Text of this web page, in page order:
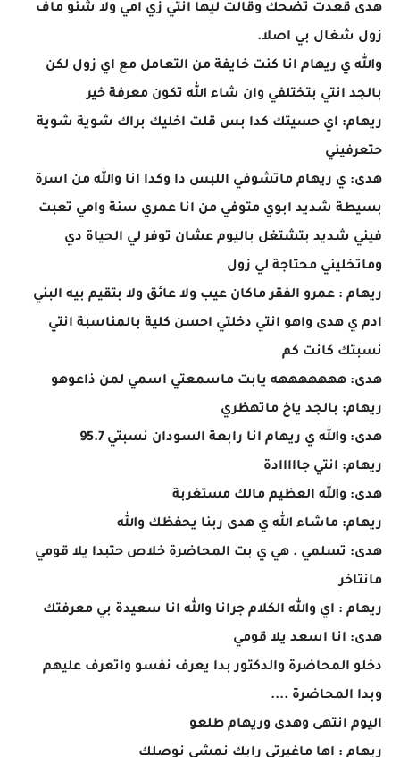
هدى قعدت تضحك وقالت ليها انتي زي امي ولا شنو ماف
زول شغال بي اصلا.
والله ي ريهام انا كنت خايفة من التعامل مع اي زول لكن
بالجد انتي بتختلفي وان شاء الله تكون معرفة خير
ريهام: اي حسيتك كدا بس قلت اخليك براك شوية شوية
حتعرفيني
هدى: ي ريهام ماتشوفي اللبس دا وكدا انا والله من اسرة
بسيطة شديد ابوي متوفي من انا عمري سنة وامي تعبت
فيني شديد بتشتغل باليوم عشان توفر لي الحياة دي
وماتخليني محتاجة لي زول
ريهام : عمرو الفقر ماكان عيب ولا عائق ولا بتقيم بيه البني
ادم ي هدى واهو انتي دخلتي احسن كلية بالمناسبة انتي
نسبتك كانت كم
هدى: هههههههه يابت ماسمعتي اسمي لمن ذاعوهو
ريهام: بالجد ياخ ماتهظري
هدى: والله ي ريهام انا رابعة السودان نسبتي 95.7
ريهام: انتي جااااادة
هدى: والله العظيم مالك مستغربة
ريهام: ماشاء الله ي هدى ربنا يحفظك والله
هدى: تسلمي . هي ي بت المحاضرة خلاص حتبدا يلا قومي
مانتاخر
ريهام : اي والله الكلام جرانا والله انا سعيدة بي معرفتك
هدى: انا اسعد يلا قومي
دخلو المحاضرة والدكتور بدا يعرف نفسو واتعرف عليهم
وبدا المحاضرة ....
اليوم انتهى وهدى وريهام طلعو
ريهام : اها ماغيرتي رايك نمشي نوصلك